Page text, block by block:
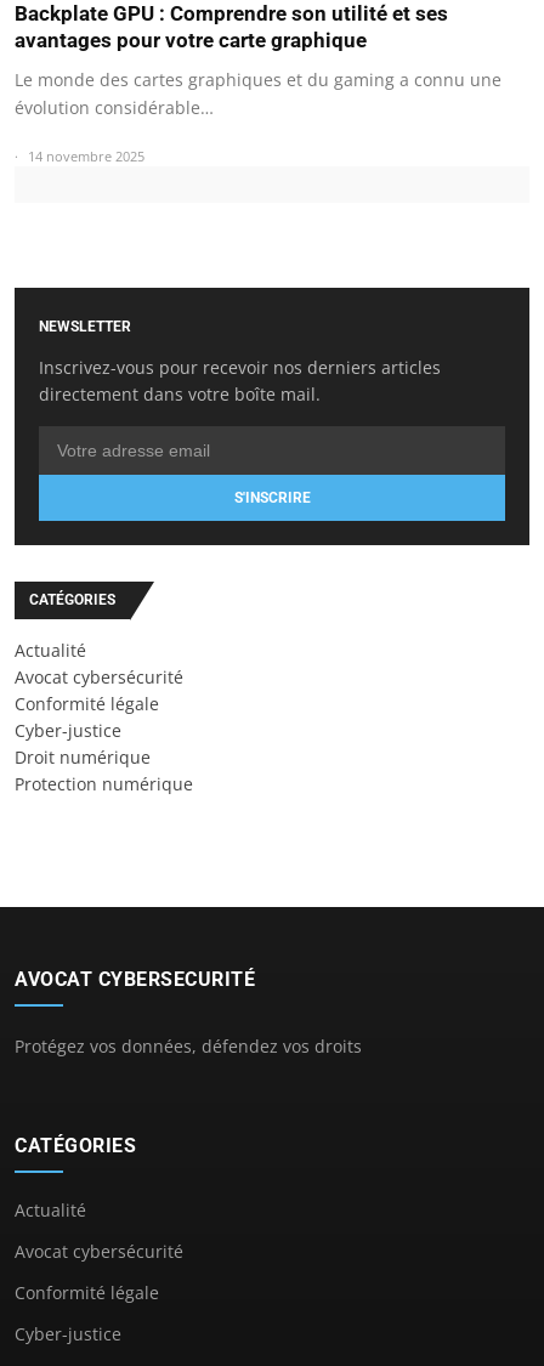
Backplate GPU : Comprendre son utilité et ses
avantages pour votre carte graphique
Le monde des cartes graphiques et du gaming a connu une
évolution considérable…
14 novembre 2025
NEWSLETTER
Inscrivez-vous pour recevoir nos derniers articles
directement dans votre boîte mail.
S'INSCRIRE
CATÉGORIES
Actualité
Avocat cybersécurité
Conformité légale
Cyber-justice
Droit numérique
Protection numérique
AVOCAT CYBERSECURITÉ
Protégez vos données, défendez vos droits
CATÉGORIES
Actualité
Avocat cybersécurité
Conformité légale
Cyber-justice